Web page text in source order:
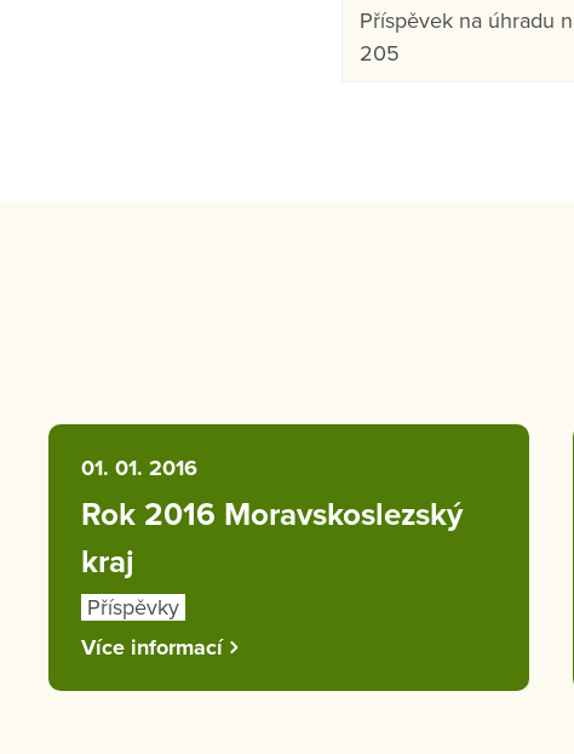
Příspěvek na úhradu
205
01. 01. 2016
Rok 2016 Moravskoslezský
kraj
Příspěvky
Více informací